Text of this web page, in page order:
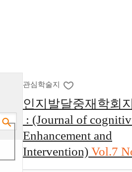
관심학술지
인지발달중재학회
: (Journal of
Enhancement and
Intervention) Vol.7